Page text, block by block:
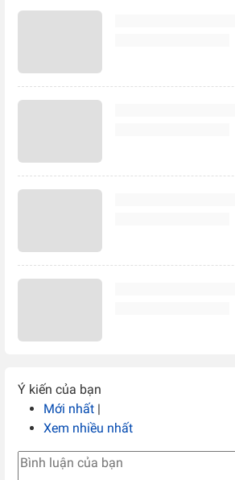
Ý kiến của bạn
Mới nhất |
Xem nhiều nhất